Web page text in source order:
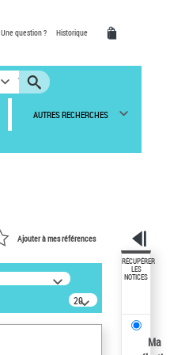
Une question ? Historique
AUTRES RECHERCHES
Ajouter à mes références
20
résultats/page
RÉCUPÉRER
LES
NOTICES
Ma